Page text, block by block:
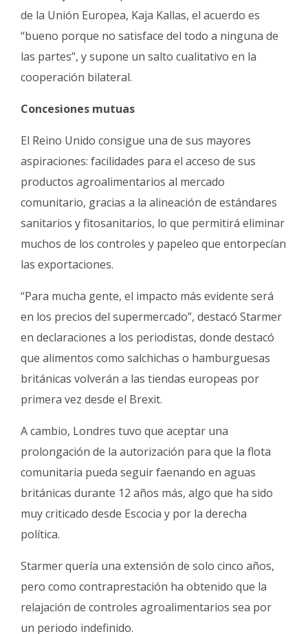
de la Unión Europea, Kaja Kallas, el acuerdo es
“bueno porque no satisface del todo a ninguna de
las partes”, y supone un salto cualitativo en la
cooperación bilateral.
Concesiones mutuas
El Reino Unido consigue una de sus mayores
aspiraciones: facilidades para el acceso de sus
productos agroalimentarios al mercado
comunitario, gracias a la alineación de estándares
sanitarios y fitosanitarios, lo que permitirá eliminar
muchos de los controles y papeleo que entorpecían
las exportaciones.
“Para mucha gente, el impacto más evidente será
en los precios del supermercado”, destacó Starmer
en declaraciones a los periodistas, donde destacó
que alimentos como salchichas o hamburguesas
británicas volverán a las tiendas europeas por
primera vez desde el Brexit.
A cambio, Londres tuvo que aceptar una
prolongación de la autorización para que la flota
comunitaria pueda seguir faenando en aguas
británicas durante 12 años más, algo que ha sido
muy criticado desde Escocia y por la derecha
política.
Starmer quería una extensión de solo cinco años,
pero como contraprestación ha obtenido que la
relajación de controles agroalimentarios sea por
un periodo indefinido.